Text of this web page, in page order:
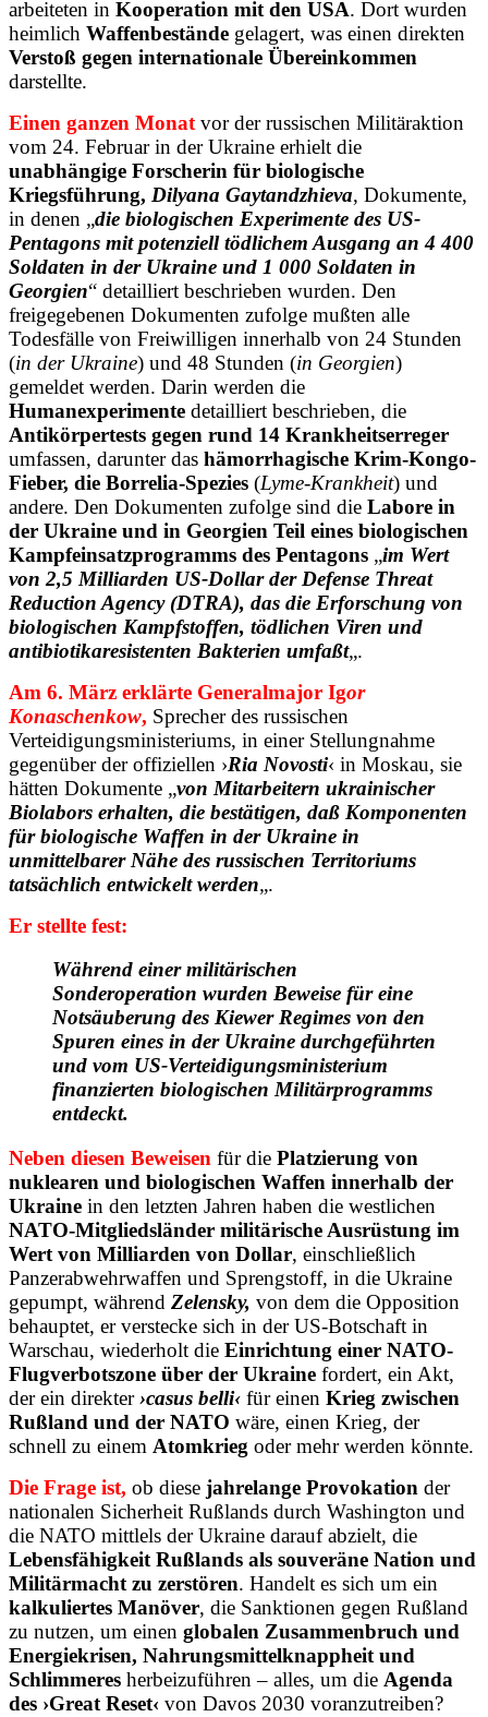
arbeiteten in Kooperation mit den USA. Dort wurden
heimlich Waffenbestände gelagert, was einen direkten
Verstoß gegen internationale Übereinkommen
darstellte.
Einen ganzen Monat vor der russischen Militäraktion
vom 24. Februar in der Ukraine erhielt die
unabhängige Forscherin für biologische
Kriegsführung, Dilyana Gaytandzhieva, Dokumente,
in denen „die biologischen Experimente des US-
Pentagons mit potenziell tödlichem Ausgang an 4 400
Soldaten in der Ukraine und 1 000 Soldaten in
Georgien“ detailliert beschrieben wurden. Den
freigegebenen Dokumenten zufolge mußten alle
Todesfälle von Freiwilligen innerhalb von 24 Stunden
(in der Ukraine) und 48 Stunden (in Georgien)
gemeldet werden. Darin werden die
Humanexperimente detailliert beschrieben, die
Antikörpertests gegen rund 14 Krankheitserreger
umfassen, darunter das hämorrhagische Krim-Kongo-
Fieber, die Borrelia-Spezies (Lyme-Krankheit) und
andere. Den Dokumenten zufolge sind die Labore in
der Ukraine und in Georgien Teil eines biologischen
Kampfeinsatzprogramms des Pentagons „im Wert
von 2,5 Milliarden US-Dollar der Defense Threat
Reduction Agency (DTRA), das die Erforschung von
biologischen Kampfstoffen, tödlichen Viren und
antibiotikaresistenten Bakterien umfaßt„.
Am 6. März erklärte Generalmajor Igor
Konaschenkow, Sprecher des russischen
Verteidigungsministeriums, in einer Stellungnahme
gegenüber der offiziellen ›Ria Novosti‹ in Moskau, sie
hätten Dokumente „von Mitarbeitern ukrainischer
Biolabors erhalten, die bestätigen, daß Komponenten
für biologische Waffen in der Ukraine in
unmittelbarer Nähe des russischen Territoriums
tatsächlich entwickelt werden„.
Er stellte fest:
Während einer militärischen
Sonderoperation wurden Beweise für eine
Notsäuberung des Kiewer Regimes von den
Spuren eines in der Ukraine durchgeführten
und vom US-Verteidigungsministerium
finanzierten biologischen Militärprogramms
entdeckt.
Neben diesen Beweisen für die Platzierung von
nuklearen und biologischen Waffen innerhalb der
Ukraine in den letzten Jahren haben die westlichen
NATO-Mitgliedsländer militärische Ausrüstung im
Wert von Milliarden von Dollar, einschließlich
Panzerabwehrwaffen und Sprengstoff, in die Ukraine
gepumpt, während Zelensky, von dem die Opposition
behauptet, er verstecke sich in der US-Botschaft in
Warschau, wiederholt die Einrichtung einer NATO-
Flugverbotszone über der Ukraine fordert, ein Akt,
der ein direkter›casus belli‹ für einen Krieg zwischen
Rußland und der NATO wäre, einen Krieg, der
schnell zu einem Atomkrieg oder mehr werden könnte.
Die Frage ist, ob diese jahrelange Provokation der
nationalen Sicherheit Rußlands durch Washington und
die NATO mittlels der Ukraine darauf abzielt, die
Lebensfähigkeit Rußlands als souveräne Nation und
Militärmacht zu zerstören. Handelt es sich um ein
kalkuliertes Manöver, die Sanktionen gegen Rußland
zu nutzen, um einen globalen Zusammenbruch und
Energiekrisen, Nahrungsmittelknappheit und
Schlimmeres herbeizuführen – alles, um die Agenda
des ›Great Reset‹ von Davos 2030 voranzutreiben?